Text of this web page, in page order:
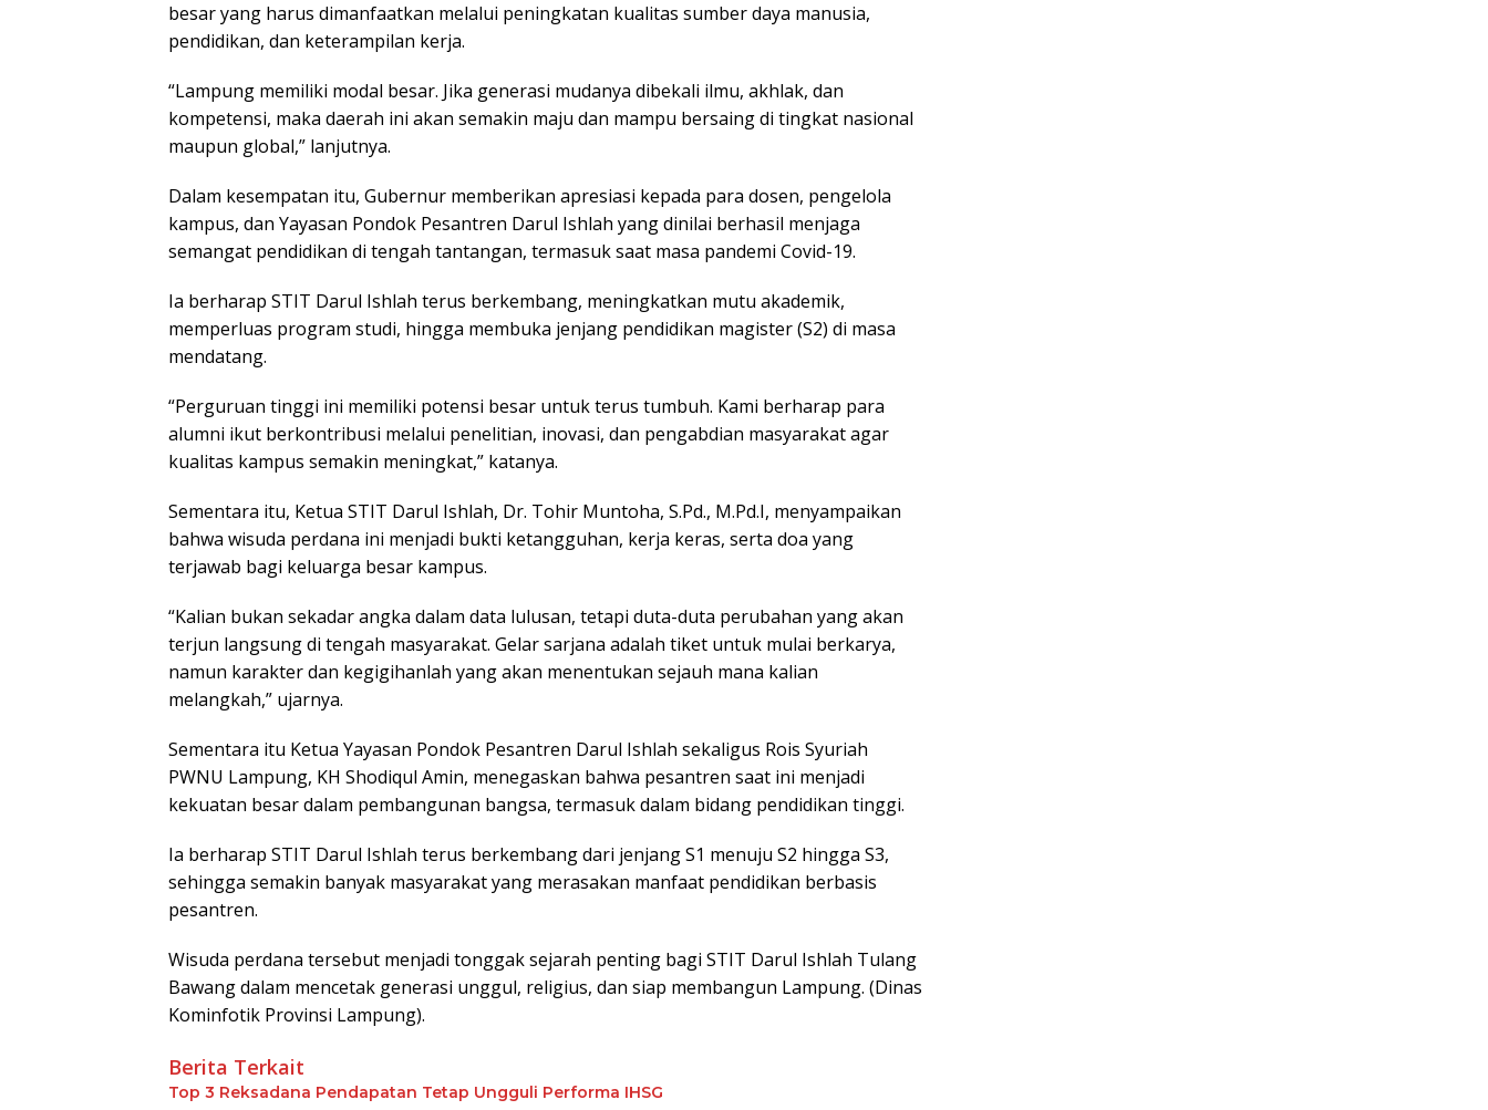
besar yang harus dimanfaatkan melalui peningkatan kualitas sumber daya manusia,
pendidikan, dan keterampilan kerja.
“Lampung memiliki modal besar. Jika generasi mudanya dibekali ilmu, akhlak, dan
kompetensi, maka daerah ini akan semakin maju dan mampu bersaing di tingkat nasional
maupun global,” lanjutnya.
Dalam kesempatan itu, Gubernur memberikan apresiasi kepada para dosen, pengelola
kampus, dan Yayasan Pondok Pesantren Darul Ishlah yang dinilai berhasil menjaga
semangat pendidikan di tengah tantangan, termasuk saat masa pandemi Covid-19.
Ia berharap STIT Darul Ishlah terus berkembang, meningkatkan mutu akademik,
memperluas program studi, hingga membuka jenjang pendidikan magister (S2) di masa
mendatang.
“Perguruan tinggi ini memiliki potensi besar untuk terus tumbuh. Kami berharap para
alumni ikut berkontribusi melalui penelitian, inovasi, dan pengabdian masyarakat agar
kualitas kampus semakin meningkat,” katanya.
Sementara itu, Ketua STIT Darul Ishlah, Dr. Tohir Muntoha, S.Pd., M.Pd.I, menyampaikan
bahwa wisuda perdana ini menjadi bukti ketangguhan, kerja keras, serta doa yang
terjawab bagi keluarga besar kampus.
“Kalian bukan sekadar angka dalam data lulusan, tetapi duta-duta perubahan yang akan
terjun langsung di tengah masyarakat. Gelar sarjana adalah tiket untuk mulai berkarya,
namun karakter dan kegigihanlah yang akan menentukan sejauh mana kalian
melangkah,” ujarnya.
Sementara itu Ketua Yayasan Pondok Pesantren Darul Ishlah sekaligus Rois Syuriah
PWNU Lampung, KH Shodiqul Amin, menegaskan bahwa pesantren saat ini menjadi
kekuatan besar dalam pembangunan bangsa, termasuk dalam bidang pendidikan tinggi.
Ia berharap STIT Darul Ishlah terus berkembang dari jenjang S1 menuju S2 hingga S3,
sehingga semakin banyak masyarakat yang merasakan manfaat pendidikan berbasis
pesantren.
Wisuda perdana tersebut menjadi tonggak sejarah penting bagi STIT Darul Ishlah Tulang
Bawang dalam mencetak generasi unggul, religius, dan siap membangun Lampung. (Dinas
Kominfotik Provinsi Lampung).
Berita Terkait
Top 3 Reksadana Pendapatan Tetap Ungguli Performa IHSG